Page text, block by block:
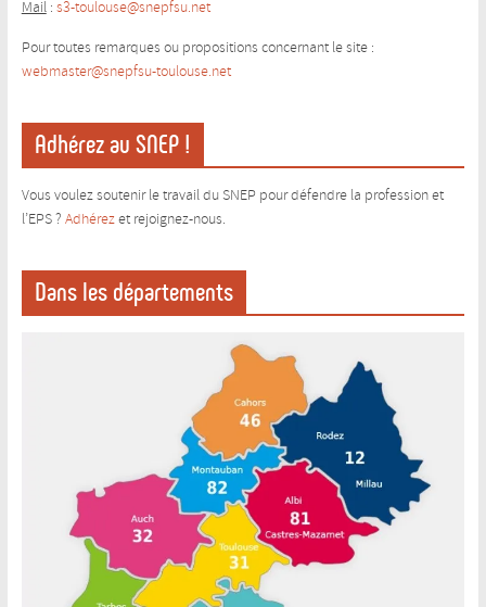
Mail: s3-toulouse@snepfsu.net
Pour toutes remarques ou propositions concernant le site :
webmaster@snepfsu-toulouse.net
Adhérez au SNEP !
Vous voulez soutenir le travail du SNEP pour défendre la profession et
l’EPS ? Adhérezet rejoignez-nous.
Dans les départements